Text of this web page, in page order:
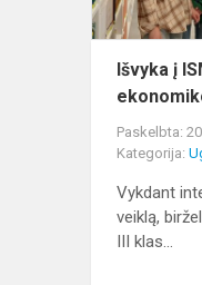
Išvyka į
Paskelbta:
Kategorija:
Vykdant
veiklą,
III klas...